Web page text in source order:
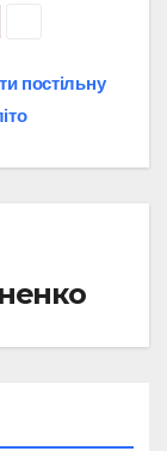
постільну